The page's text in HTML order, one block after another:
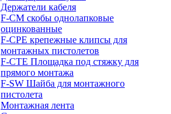
Держатели кабеля
F-CM скобы однолапковые
оцинкованные
F-CPE крепежные клипсы для
монтажных пистолетов
F-CTE Площадка под стяжку для
прямого монтажа
F-SW Шайба для монтажного
пистолета
Монтажная лента